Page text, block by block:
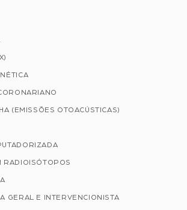
(EMISSÕES OTOACÚSTICAS)
RADIOISÓTOPOS
GERAL E INTERVENCIONISTA